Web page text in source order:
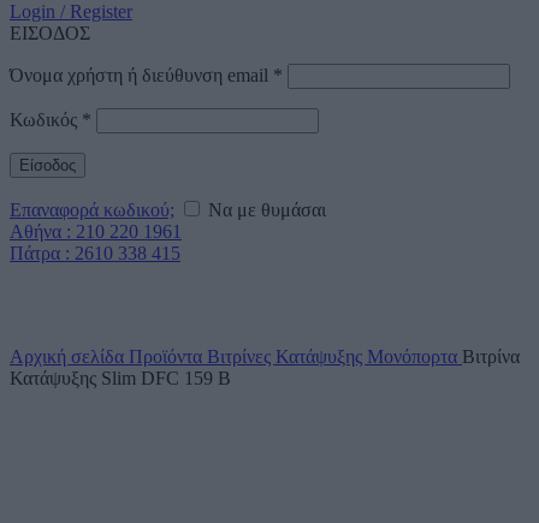
Login / Register
ΕΙΣΟΔΟΣ
Όνομα χρήστη ή διεύθυνση email *
Κωδικός *
Είσοδος
Επαναφορά κωδικού;
Να με θυμάσαι
Αθήνα : 210 220 1961
Πάτρα : 2610 338 415
Αρχική σελίδα Προϊόντα Βιτρίνες Κατάψυξης Μονόπορτα Βιτρίνα
Κατάψυξης Slim DFC 159 B